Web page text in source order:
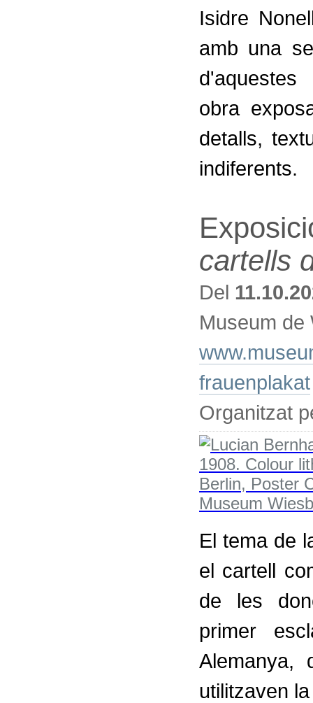
Isidre
amb una
obra
detalls,
indiferents.
cartells
Del
Museum de
frauenplakat
Organitzat
El tema de
el cartell
de les
primer
Alemanya,
utilitzaven